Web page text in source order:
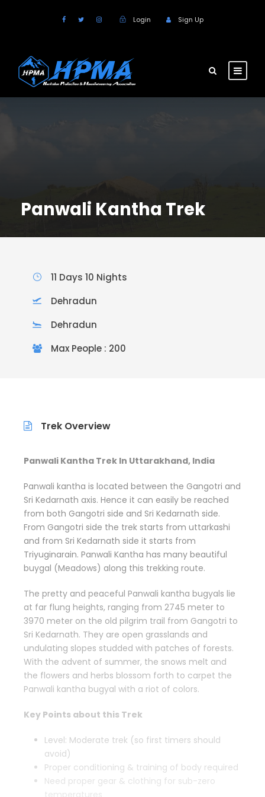
Login Sign Up
Panwali Kantha Trek
11 Days 10 Nights
Dehradun
Dehradun
Max People : 200
Trek Overview
Panwali Kantha Trek In Uttarakhand, India
Panwali kantha is located between the Gangotri and
Sri Kedarnath axis. Hence it can easily be reached
from both Gangotri side and Sri Kedarnath side.
From Gangotri side the trek starts from uttarkashi
and from Sri Kedarnath side it starts from
Triyuginarain. Panwali Kantha has many beautiful
buygal (Meadows) along this trekking route.
The pretty and peaceful Panwali kantha bugyals lie
at far flung heights, ranging from 2745 meter to
3970 meter on the old pilgrim trail from Gangotri to
Sri Kedarnath. They are open grasslands and
undulating slopes studded with patches of forests.
With the advent of summer, the snows melt and
the flowers and herbs blossom forth to carpet the
Panwali kantha bugyal with a riot of colors.
Key Points about this Trek
Level: Moderate trek (so first timers should
avoid)
Proper conditioning & training of body required
Need proper gear & clothing for sub-zero
temperatures